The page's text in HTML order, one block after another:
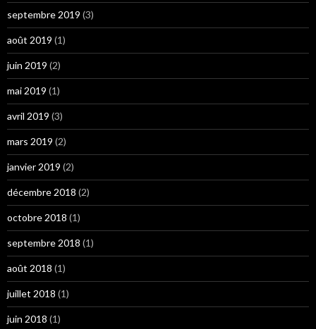
septembre 2019 (3)
août 2019 (1)
juin 2019 (2)
mai 2019 (1)
avril 2019 (3)
mars 2019 (2)
janvier 2019 (2)
décembre 2018 (2)
octobre 2018 (1)
septembre 2018 (1)
août 2018 (1)
juillet 2018 (1)
juin 2018 (1)